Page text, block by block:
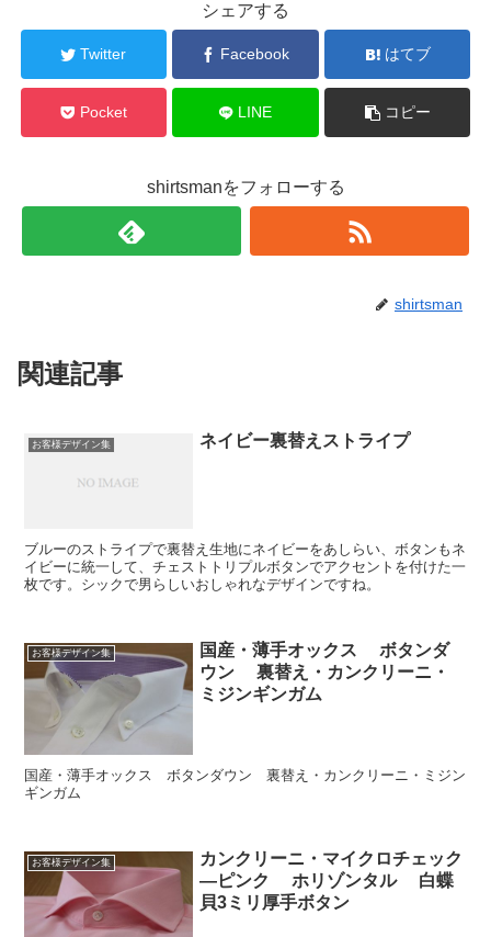
シェアする
Twitter Facebook はてブ
Pocket LINE コピー
shirtsmanをフォローする
shirtsman
関連記事
お客様デザイン集 ネイビー裏替えストライプ
ブルーのストライプで裏替え生地にネイビーをあしらい、ボタンもネ
イビーに統一して、チェストトリプルボタンでアクセントを付けた一
枚です。シックで男らしいおしゃれなデザインですね。
お客様デザイン集
国産・薄手オックス ボタンダ
ウン 裏替え・カンクリーニ・
ミジンギンガム
国産・薄手オックス ボタンダウン 裏替え・カンクリーニ・ミジン
ギンガム
お客様デザイン集
カンクリーニ・マイクロチェック
―ピンク ホリゾンタル 白蝶
貝3ミリ厚手ボタン